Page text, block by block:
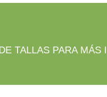
TALLAS PARA MÁS